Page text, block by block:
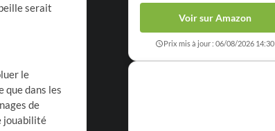
serait
le
que dans les
de
jouabilité
Voir sur Amazon
Prix mis à jour : 06/08/2026 14:30